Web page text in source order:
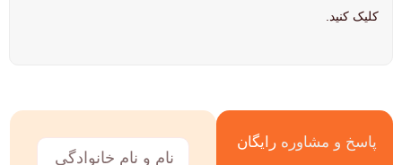
کلیک کنید.
پاسخ و مشاورهرایگان
نام